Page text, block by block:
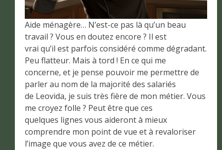
Aide ménagère… N’est-ce pas là qu’un beau
travail ? Vous en doutez encore ? Il est
vrai qu’il est parfois considéré comme dégradant.
Peu flatteur. Mais à tord ! En ce qui me
concerne, et je pense pouvoir me permettre de
parler au nom de la majorité des salariés
de Leovida, je suis très fière de mon métier. Vous
me croyez folle ? Peut être que ces
quelques lignes vous aideront à mieux
comprendre mon point de vue et à revaloriser
l’image que vous avez de ce métier.